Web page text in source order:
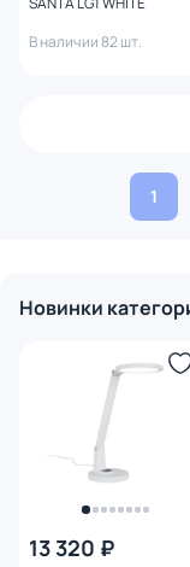
В наличии 82 шт.
1
Новинки
13 320 ₽